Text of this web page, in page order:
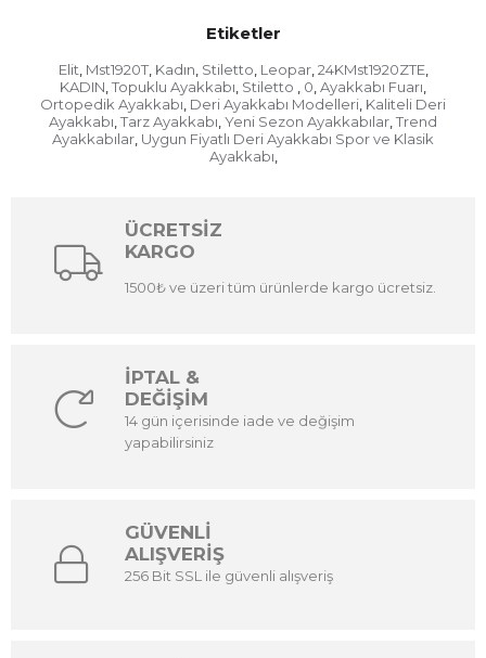
Etiketler
Elit, Mst1920T, Kadın, Stiletto, Leopar, 24KMst1920ZTE,
KADIN, Topuklu Ayakkabı, Stiletto , 0, Ayakkabı Fuarı,
Ortopedik Ayakkabı, Deri Ayakkabı Modelleri, Kaliteli Deri
Ayakkabı, Tarz Ayakkabı, Yeni Sezon Ayakkabılar, Trend
Ayakkabılar, Uygun Fiyatlı Deri Ayakkabı Spor ve Klasik
Ayakkabı,
ÜCRETSİZ
KARGO
1500₺ ve üzeri tüm ürünlerde kargo ücretsiz.
İPTAL &
DEĞİŞİM
14 gün içerisinde iade ve değişim
yapabilirsiniz
GÜVENLİ
ALIŞVERİŞ
256 Bit SSL ile güvenli alışveriş